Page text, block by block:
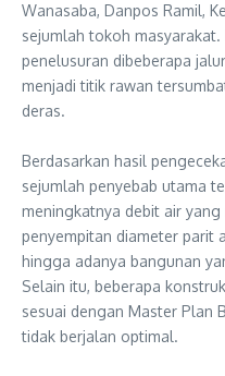
Wanasaba, Danpos Ramil,
sejumlah tokoh
penelusuran dibeberapa
menjadi titik rawan
deras.
‎Berdasarkan hasil
sejumlah penyebab utama
meningkatnya debit air
penyempitan diameter parit
hingga adanya bangunan
Selain itu, beberapa
sesuai dengan Master Plan
tidak berjalan optimal.